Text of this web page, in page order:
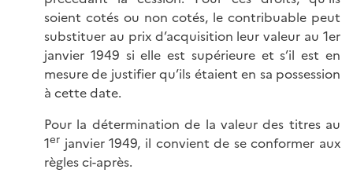
soient cotés ou non cotés, le contribuable peut
substituer au prix d’acquisition leur valeur au 1er
janvier 1949 si elle est supérieure et s’il est en
mesure de justifier qu’ils étaient en sa possession
à cette date.
Pour la détermination de la valeur des titres au
1er janvier 1949, il convient de se conformer aux
règles ci-après.